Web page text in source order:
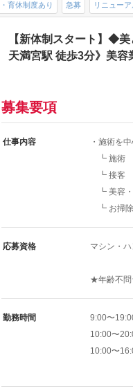
育休制度あり 急募 リニュー
【新体制スタート】◆
天満宮駅 徒歩3分》美容
募集要項
仕事内容
・施術を
┗ 施術
┗ 接客
┗ 美容・
┗ お掃除
応募資格 マシン・
★年齢不
勤務時間
9:00〜
10:00〜
10:00〜